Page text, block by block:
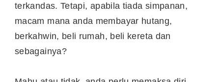
terkandas. Tetapi, apabila tiada simpanan,
macam mana anda membayar hutang,
berkahwin, beli rumah, beli kereta dan
sebagainya?